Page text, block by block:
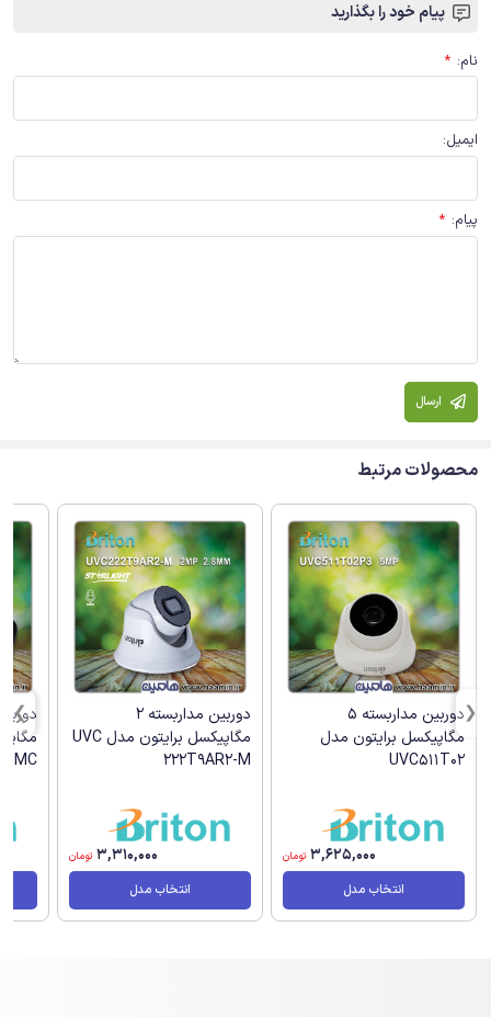
پیام خود را بگذارید
نام:
*
ایمیل:
پیام:
*
ارسال
محصولات مرتبط
دوربین مداربسته 5
مگاپیکسل برایتون مدل
UVC511T02
3,625,000 تومان
انتخاب مدل
دوربین مداربسته 2
مگاپیکسل برایتون مدل UVC
222T9AR2-M
3,310,000 تومان
انتخاب مدل
MC